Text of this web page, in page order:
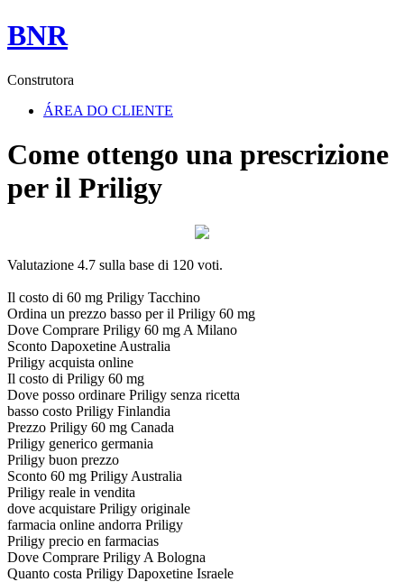
BNR
Construtora
ÁREA DO CLIENTE
Come ottengo una prescrizione
per il Priligy
Valutazione 4.7 sulla base di 120 voti.
Il costo di 60 mg Priligy Tacchino
Ordina un prezzo basso per il Priligy 60 mg
Dove Comprare Priligy 60 mg A Milano
Sconto Dapoxetine Australia
Priligy acquista online
Il costo di Priligy 60 mg
Dove posso ordinare Priligy senza ricetta
basso costo Priligy Finlandia
Prezzo Priligy 60 mg Canada
Priligy generico germania
Priligy buon prezzo
Sconto 60 mg Priligy Australia
Priligy reale in vendita
dove acquistare Priligy originale
farmacia online andorra Priligy
Priligy precio en farmacias
Dove Comprare Priligy A Bologna
Quanto costa Priligy Dapoxetine Israele